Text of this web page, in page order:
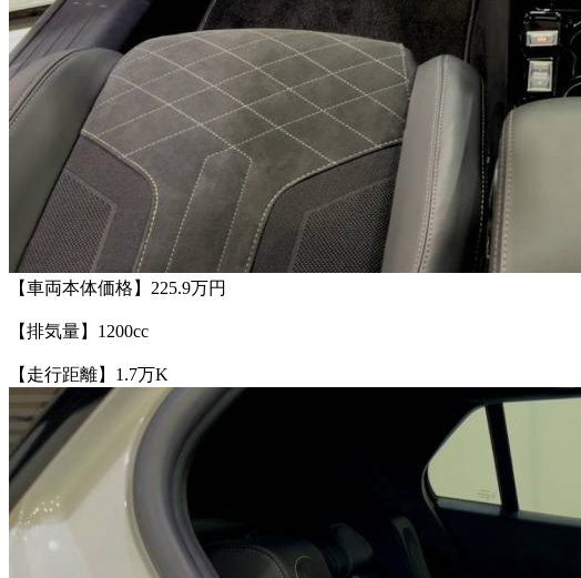
【車両本体価格】225.9万円
【排気量】1200cc
【走行距離】1.7万K